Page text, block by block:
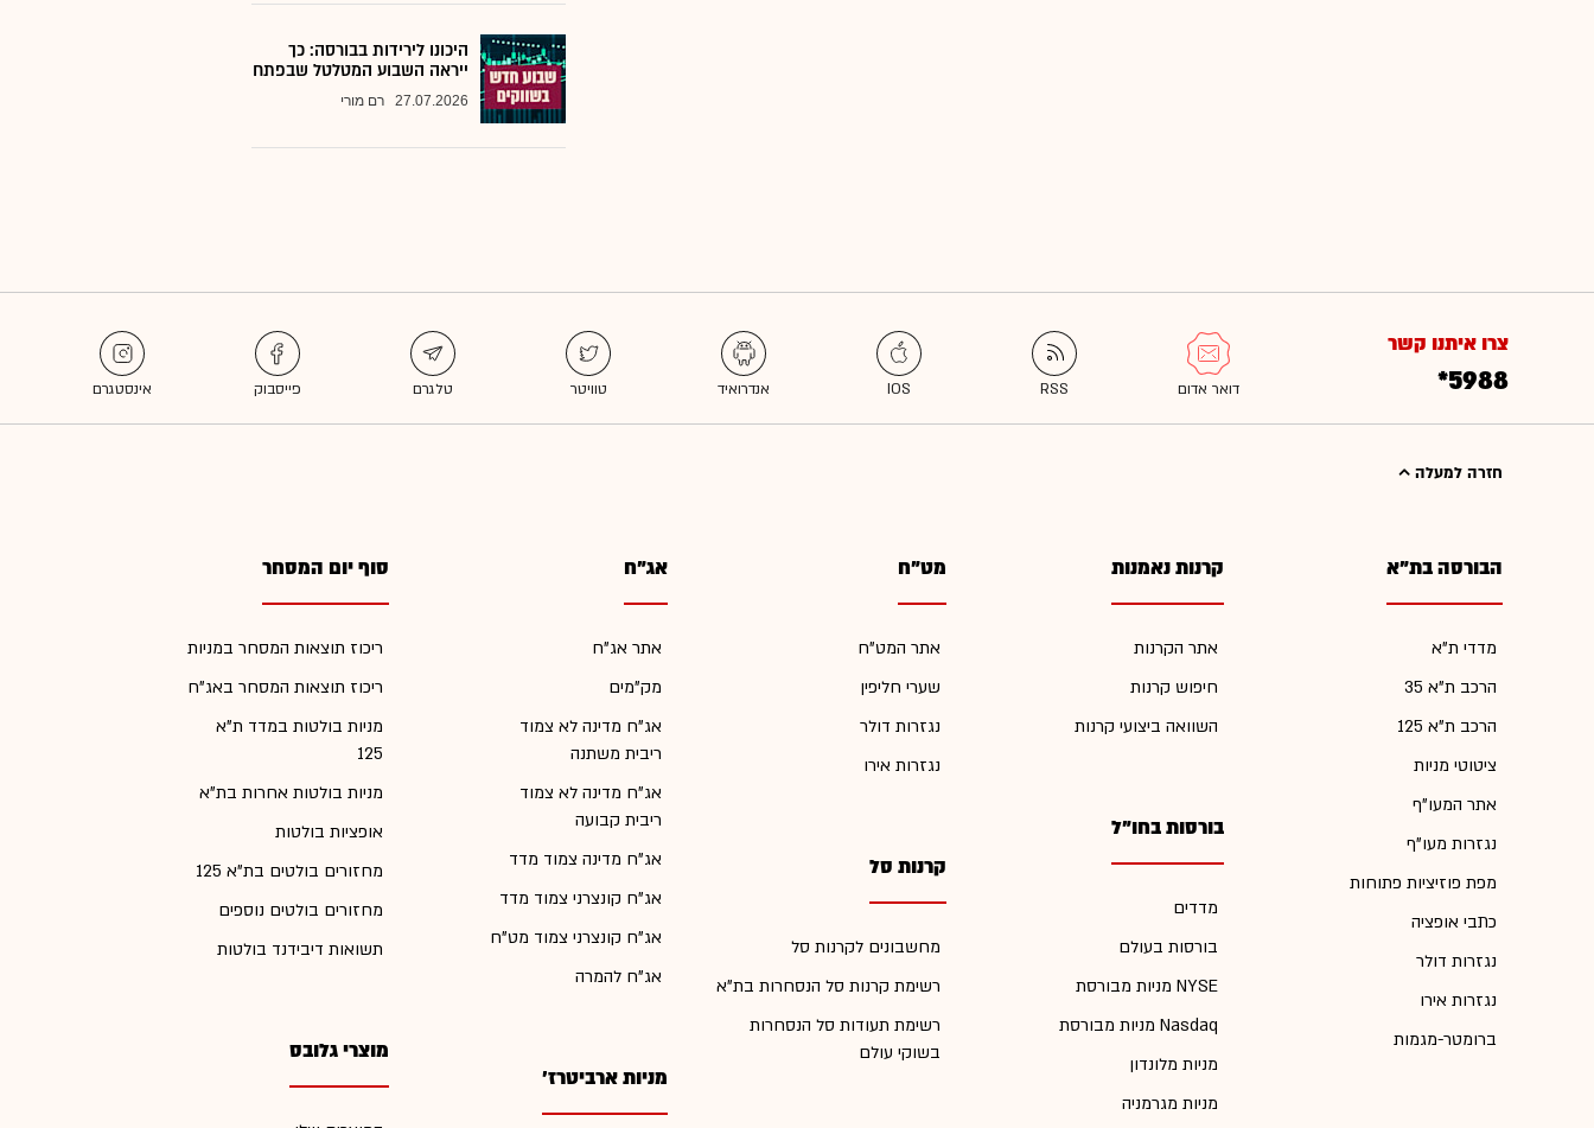
היכונו לירידות בבורסה: כך
ייראה השבוע המטלטל שבפתח
27.07.2026 רם מורי
צרו איתנו קשר
*5988
חזרה למעלה
הבורסה בת"א
מדדי ת"א
הרכב ת"א 35
הרכב ת"א 125
ציטוטי מניות
אתר המעו"ף
נגזרות מעו"ף
מפת פוזיציות פתוחות
כתבי אופציה
נגזרות דולר
נגזרות אירו
ברומטר-מגמות
קרנות נאמנות
אתר הקרנות
חיפוש קרנות
השוואה ביצועי קרנות
בורסות בחו"ל
מדדים
בורסות בעולם
מניות מבורסת NYSE
מניות מבורסת Nasdaq
מניות מלונדון
מניות מגרמניה
מט"ח
אתר המט"ח
שערי חליפין
נגזרות דולר
נגזרות אירו
קרנות סל
מחשבונים לקרנות סל
רשימת קרנות סל הנסחרות בת"א
רשימת תעודות סל הנסחרות
בשוקי עולם
אג"ח
אתר אג"ח
מק"מים
אג"ח מדינה לא צמוד
ריבית משתנה
אג"ח מדינה לא צמוד
ריבית קבועה
אג"ח מדינה צמוד מדד
אג"ח קונצרני צמוד מדד
אג"ח קונצרני צמוד מט"ח
אג"ח להמרה
מניות ארביטרז'
סוף יום המסחר
ריכוז תוצאות המסחר במניות
ריכוז תוצאות המסחר באג"ח
מניות בולטות במדד ת"א
125
מניות בולטות אחרות בת"א
אופציות בולטות
מחזורים בולטים בת"א 125
מחזורים בולטים נוספים
תשואות דיבידנד בולטות
מוצרי גלובס